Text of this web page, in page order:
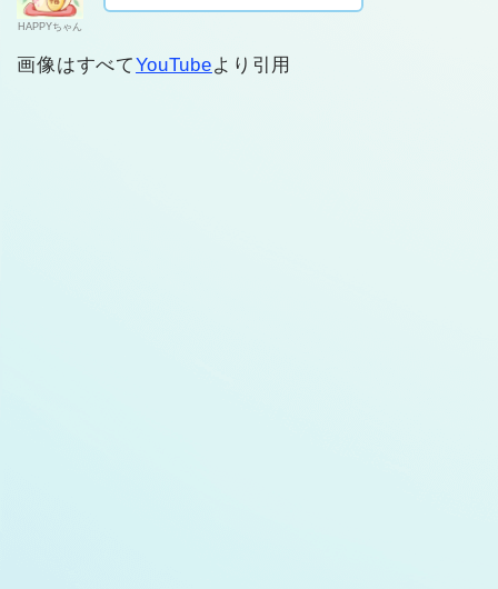
HAPPYちゃん
画像はすべてYouTubeより引用